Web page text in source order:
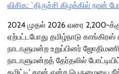
விசிக: `திருச்சி கிழக்கில் நான்
2024 முதல் 2026 வரை 2,200-
ஏற்பட்டபோது தமிழ்நாடு காங்கிரஸ்
நாடாளுமன்ற உறுப்பினர்
நாடாளுமன்றத் தேர்தலில்